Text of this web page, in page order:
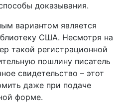
доказывания.
вариантом является
США. Несмотря на
такой регистрационной
пошлину писатель
свидетельство – этот
даже при подаче
форме.